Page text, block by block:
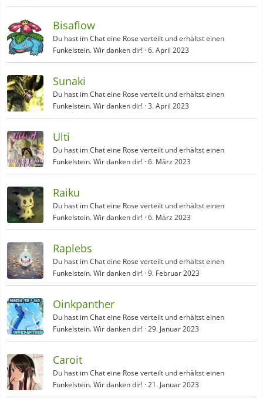
Bisaflow
Du hast im Chat eine Rose verteilt und erhältst einen
Funkelstein. Wir danken dir! 6. April 2023
Sunaki
Du hast im Chat eine Rose verteilt und erhältst einen
Funkelstein. Wir danken dir! 3. April 2023
Ulti
Du hast im Chat eine Rose verteilt und erhältst einen
Funkelstein. Wir danken dir! 6. März 2023
Raiku
Du hast im Chat eine Rose verteilt und erhältst einen
Funkelstein. Wir danken dir! 6. März 2023
Raplebs
Du hast im Chat eine Rose verteilt und erhältst einen
Funkelstein. Wir danken dir! 9. Februar 2023
Oinkpanther
Du hast im Chat eine Rose verteilt und erhältst einen
Funkelstein. Wir danken dir! 29. Januar 2023
Caroit
Du hast im Chat eine Rose verteilt und erhältst einen
Funkelstein. Wir danken dir! 21. Januar 2023